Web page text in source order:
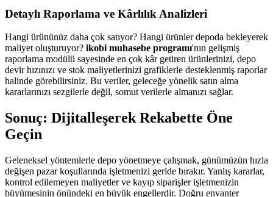
Detaylı Raporlama ve Kârlılık Analizleri
Hangi ürününüz daha çok satıyor? Hangi ürünler depoda bekleyerek
maliyet oluşturuyor? ikobi muhasebe programı'nın gelişmiş
raporlama modülü sayesinde en çok kâr getiren ürünlerinizi, depo
devir hızınızı ve stok maliyetlerinizi grafiklerle desteklenmiş raporlar
halinde görebilirsiniz. Bu veriler, geleceğe yönelik satın alma
kararlarınızı sezgilerle değil, somut verilerle almanızı sağlar.
Sonuç: Dijitalleşerek Rekabette Öne
Geçin
Geleneksel yöntemlerle depo yönetmeye çalışmak, günümüzün hızla
değişen pazar koşullarında işletmenizi geride bırakır. Yanlış kararlar,
kontrol edilemeyen maliyetler ve kayıp siparişler işletmenizin
büyümesinin önündeki en büyük engellerdir. Doğru envanter